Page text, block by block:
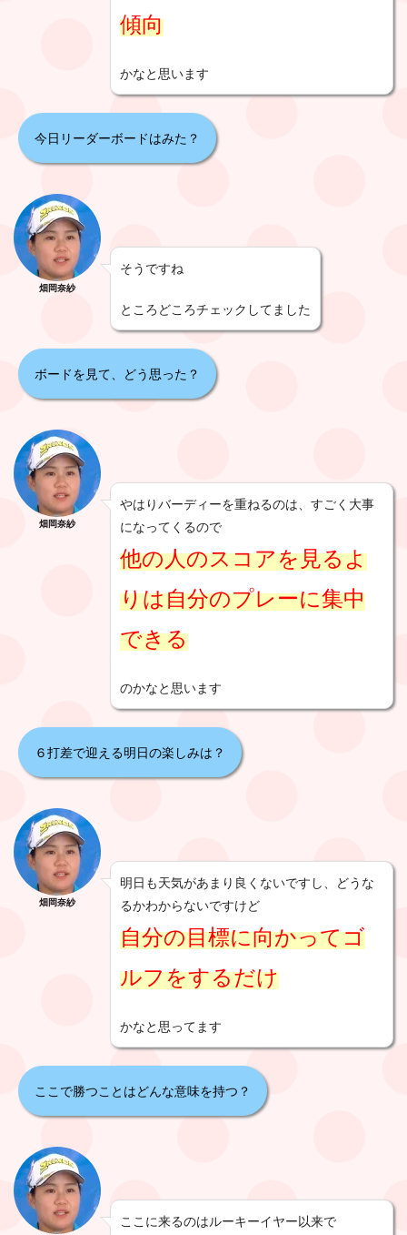
傾向
かなと思います
今日リーダーボードはみた？
畑岡奈紗
そうですね
ところどころチェックしてました
ボードを見て、どう思った？
畑岡奈紗
やはりバーディーを重ねるのは、すごく大事
になってくるので
他の人のスコアを見るよ
りは自分のプレーに集中
できる
のかなと思います
６打差で迎える明日の楽しみは？
畑岡奈紗
明日も天気があまり良くないですし、どうな
るかわからないですけど
自分の目標に向かってゴ
ルフをするだけ
かなと思ってます
ここで勝つことはどんな意味を持つ？
ここに来るのはルーキーイヤー以来で